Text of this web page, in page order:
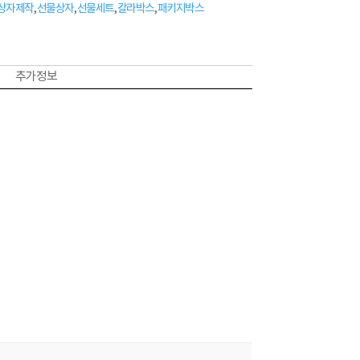
자제작,선물상자,선물세트,칼라박스,패키지박스
추가 정보